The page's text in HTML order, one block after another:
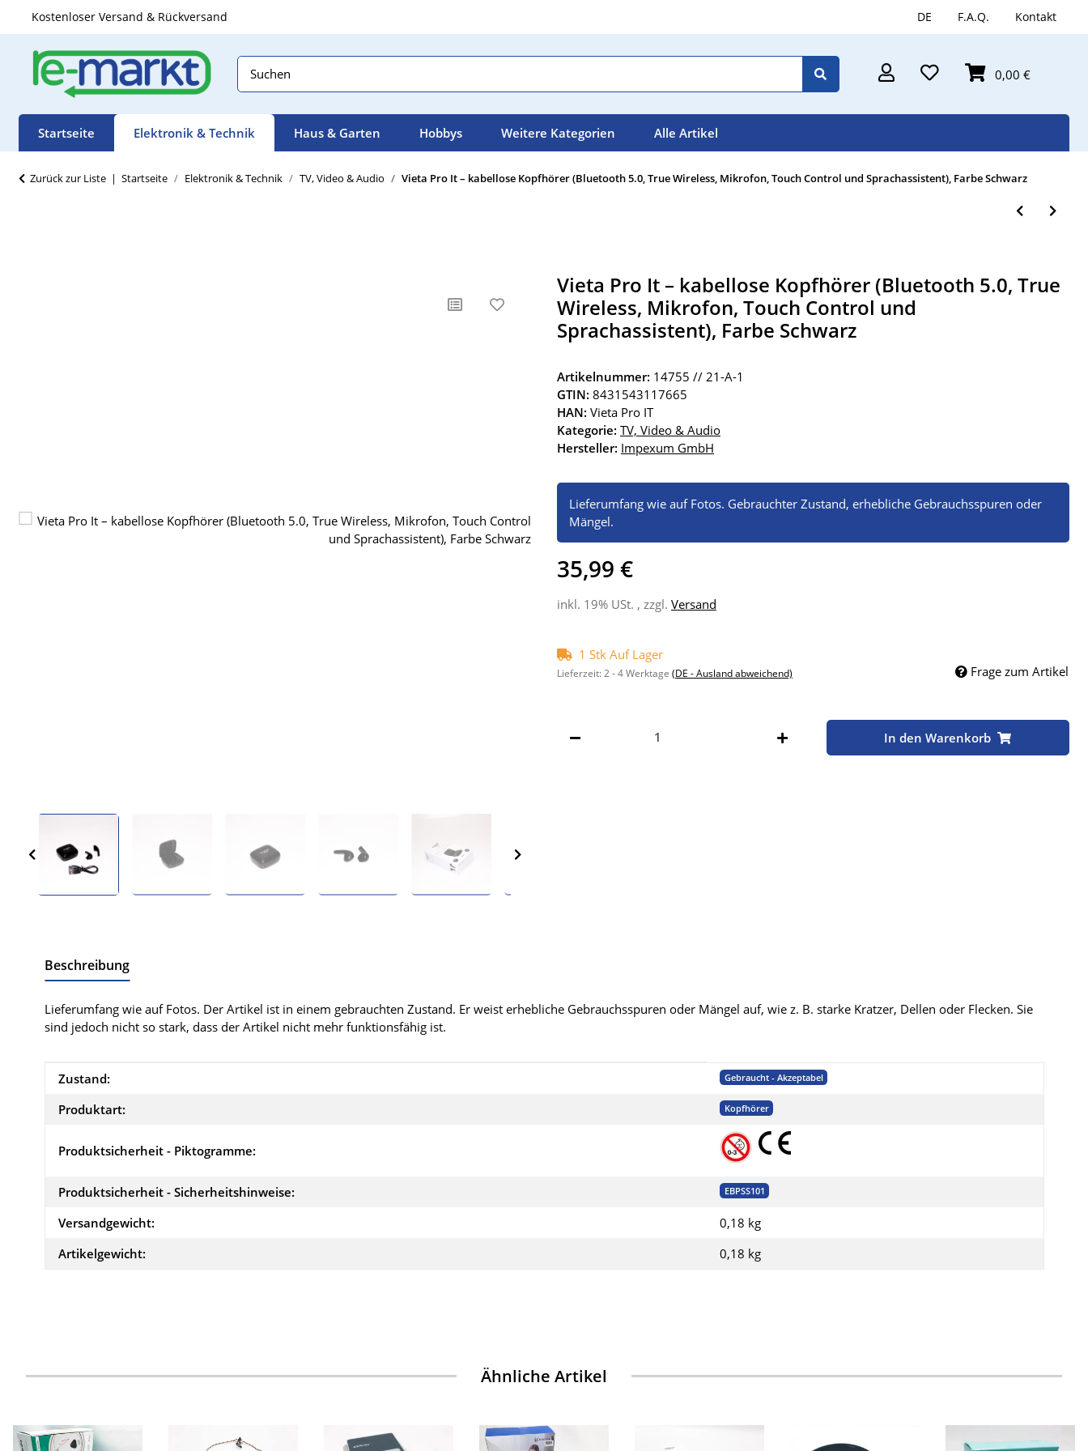
DE F.A.Q. Kontakt
Kostenloser Versand & Rückversand
0,00 €
Startseite Elektronik & Technik Haus & Garten Hobbys Weitere Kategorien Alle Artikel
Zurück zur Liste Startseite Elektronik & Technik TV, Video & Audio Vieta Pro It – kabellose Kopfhörer (Bluetooth 5.0, True Wireless, Mikrofon, Touch Control und Sprachassistent), Farbe Schwarz
Vieta Pro It – kabellose Kopfhörer (Bluetooth 5.0, True
Wireless, Mikrofon, Touch Control und
Sprachassistent), Farbe Schwarz
Artikelnummer: 14755 // 21-A-1
GTIN: 8431543117665
HAN: Vieta Pro IT
Kategorie: TV, Video & Audio
Hersteller: Impexum GmbH
Lieferumfang wie auf Fotos. Gebrauchter Zustand, erhebliche Gebrauchsspuren oder
Mängel.
35,99 €
inkl. 19% USt. , zzgl. Versand
1 Stk Auf Lager
Lieferzeit:2 - 4 Werktage (DE - Ausland abweichend) Frage zum Artikel
In den Warenkorb
Beschreibung
Lieferumfang wie auf Fotos. Der Artikel ist in einem gebrauchten Zustand. Er weist erhebliche Gebrauchsspuren oder Mängel auf, wie z. B. starke Kratzer, Dellen oder Flecken. Sie
sind jedoch nicht so stark, dass der Artikel nicht mehr funktionsfähig ist.
Produkteigenschaft
Wert
Zustand: Gebraucht - Akzeptabel
Produktart: Kopfhörer
Produktsicherheit - Piktogramme:
Produktsicherheit - Sicherheitshinweise: EBPSS101
Versandgewicht:
0,18 kg
Artikelgewicht:
0,18 kg
Ähnliche Artikel